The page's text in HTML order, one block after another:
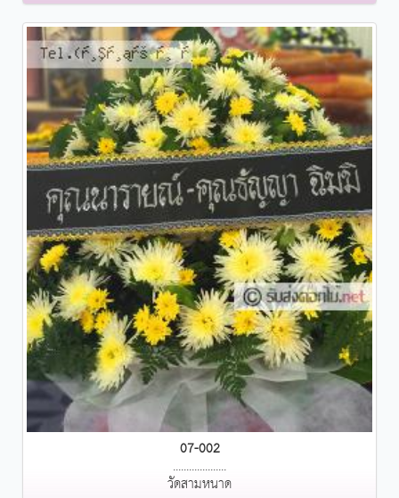
07-002
....................
วัดสามหนาด